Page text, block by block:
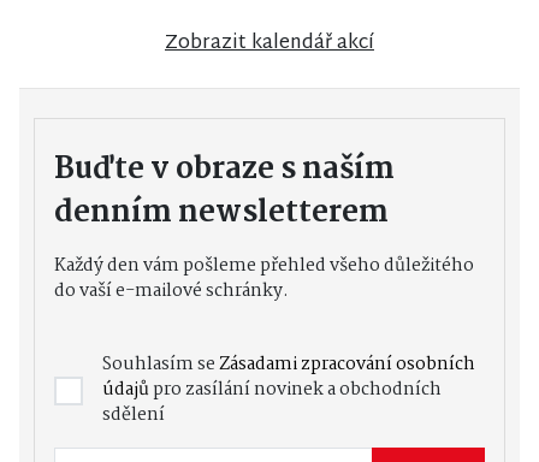
Zobrazit kalendář akcí
Buďte v obraze s naším
denním newsletterem
Každý den vám pošleme přehled všeho důležitého
do vaší e-mailové schránky.
Souhlasím seZásadami zpracování osobních
údajůpro zasílání novinek a obchodních
sdělení